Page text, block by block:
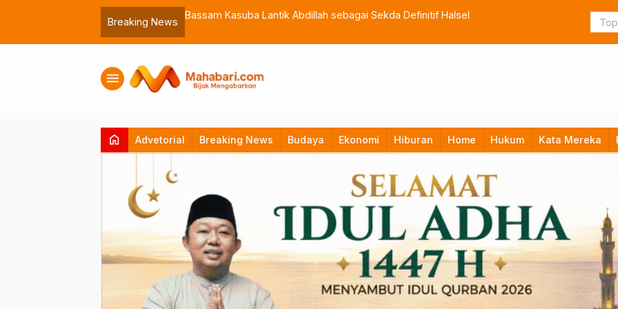
Breaking News
Bassam Kasuba Lantik Abdillah sebagai Sekda Definitif Halsel TNI
menu
home Advetorial Breaking News Budaya Ekonomi Hiburan Home Hukum Kata Mereka